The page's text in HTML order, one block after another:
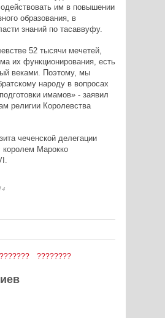
им в повышении
образования, в
знаний по тасаввуфу.
52 тысячи мечетей,
их функционирования, есть
веками. Поэтому, мы
народу в вопросах
имамов» - заявил
религии Королевства
чеченской делегации
королем Марокко
????????